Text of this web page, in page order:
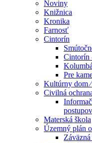
Noviny
Knižnica
Kronika
Farnosť
Cintorín
Cintorín
Pre
Kultúrny dom
Civilná
Materská škola
Územný plán